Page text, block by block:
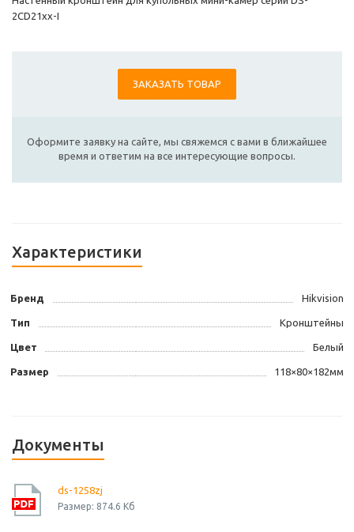
2CD21xx-I
ЗАКАЗАТЬ ТОВАР
Оформите заявку на сайте, мы свяжемся с вами в ближайшее
время и ответим на все интересующие вопросы.
Характеристики
Бренд Hikvision
Тип Кронштейны
Цвет Белый
Размер 118×80×182мм
Документы
ds-1258zj
Размер: 874.6 Кб